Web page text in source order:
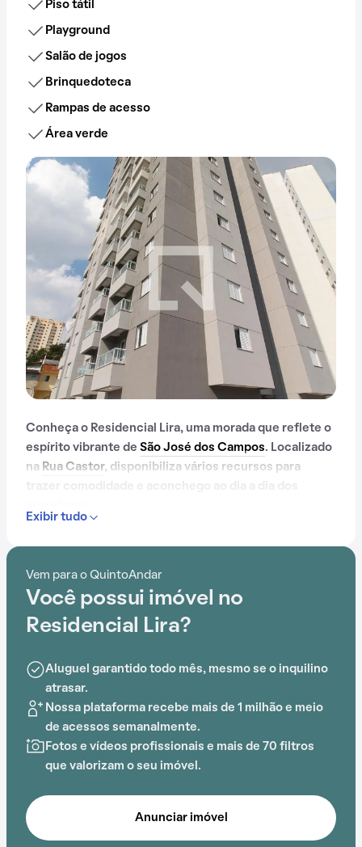
Piso tátil
Playground
Salão de jogos
Brinquedoteca
Rampas de acesso
Área verde
Conheça o Residencial Lira, uma morada que reflete o
espírito vibrante de São José dos Campos. Localizado
na Rua Castor, disponibiliza vários recursos para
Com apenas 2 anos, o Residencial Lira foi construído
uma região que facilita o dia a dia.
Contando com portaria 24 horas, elevador, piscina,
brinquedoteca, o Residencial Lira é preparado para
atender às necessidades dos moradores que buscam
lazer e conforto em um só lugar.
Exibir tudo
Vem para o QuintoAndar
Você possui imóvel no
Residencial Lira?
Aluguel garantido todo mês, mesmo se o inquilino
atrasar.
Nossa plataforma recebe mais de 1 milhão e meio
de acessos semanalmente.
Fotos e vídeos profissionais e mais de 70 filtros
que valorizam o seu imóvel.
Anunciar imóvel